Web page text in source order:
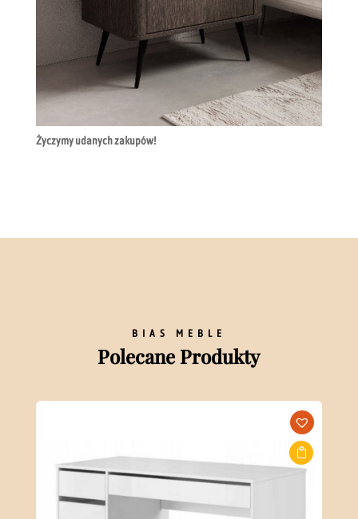
Życzymy udanych zakupów!
BIAS MEBLE
Polecane Produkty